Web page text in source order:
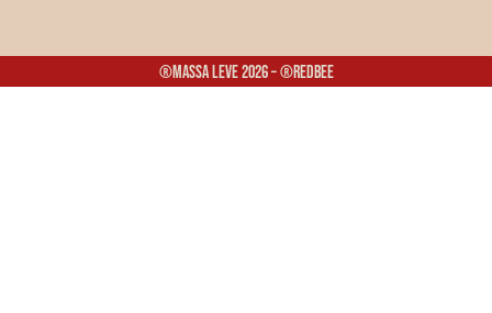
®Massa Leve 2026 – ®Redbee